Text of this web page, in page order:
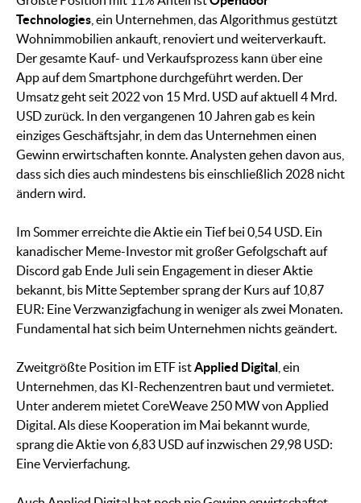
Technologies , ein Unternehmen, das Algorithmus gestützt
Wohnimmobilien ankauft, renoviert und weiterverkauft.
Der gesamte Kauf- und Verkaufsprozess kann über eine
App auf dem Smartphone durchgeführt werden. Der
Umsatz geht seit 2022 von 15 Mrd. USD auf aktuell 4 Mrd.
USD zurück. In den vergangenen 10 Jahren gab es kein
einziges Geschäftsjahr, in dem das Unternehmen einen
Gewinn erwirtschaften konnte. Analysten gehen davon aus,
dass sich dies auch mindestens bis einschließlich 2028 nicht
ändern wird.
Im Sommer erreichte die Aktie ein Tief bei 0,54 USD. Ein
kanadischer Meme-Investor mit großer Gefolgschaft auf
Discord gab Ende Juli sein Engagement in dieser Aktie
bekannt, bis Mitte September sprang der Kurs auf 10,87
EUR: Eine Verzwanzigfachung in weniger als zwei Monaten.
Fundamental hat sich beim Unternehmen nichts geändert.
Zweitgrößte Position im ETF istApplied Digital , ein
Unternehmen, das KI-Rechenzentren baut und vermietet.
Unter anderem mietet CoreWeave 250 MW von Applied
Digital. Als diese Kooperation im Mai bekannt wurde,
sprang die Aktie von 6,83 USD auf inzwischen 29,98 USD:
Eine Vervierfachung.